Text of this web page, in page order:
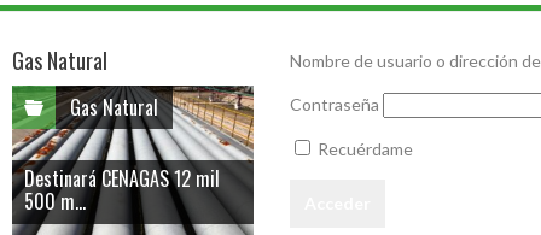
Nombre de usuario o dirección
Contraseña
Recuérdame
Gas Natural
Gas Natural
Destinará CENAGAS 12 mil
500 m...